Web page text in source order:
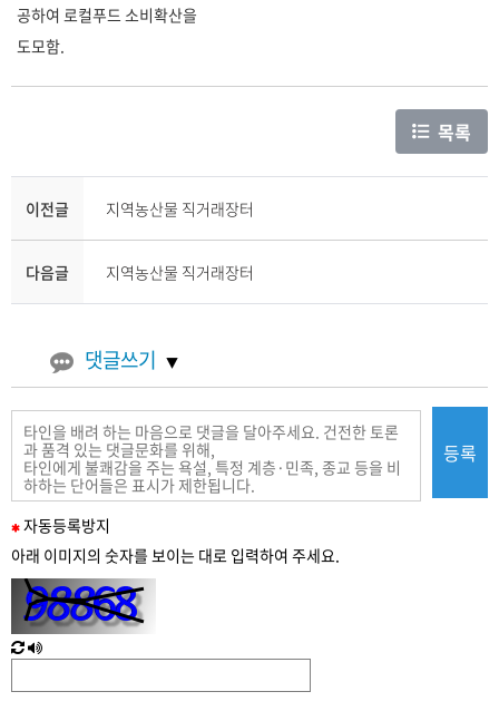
공하여 로컬푸드 소비확산을
도모함.
목록
이전글 지역농산물 직거래장터
다음글 지역농산물 직거래장터
댓글쓰기
필
수
력
자동등록방지
아래 이미지의 숫자를 보이는 대로 입력하여 주세요.
새
로
침
한
글
성
등록